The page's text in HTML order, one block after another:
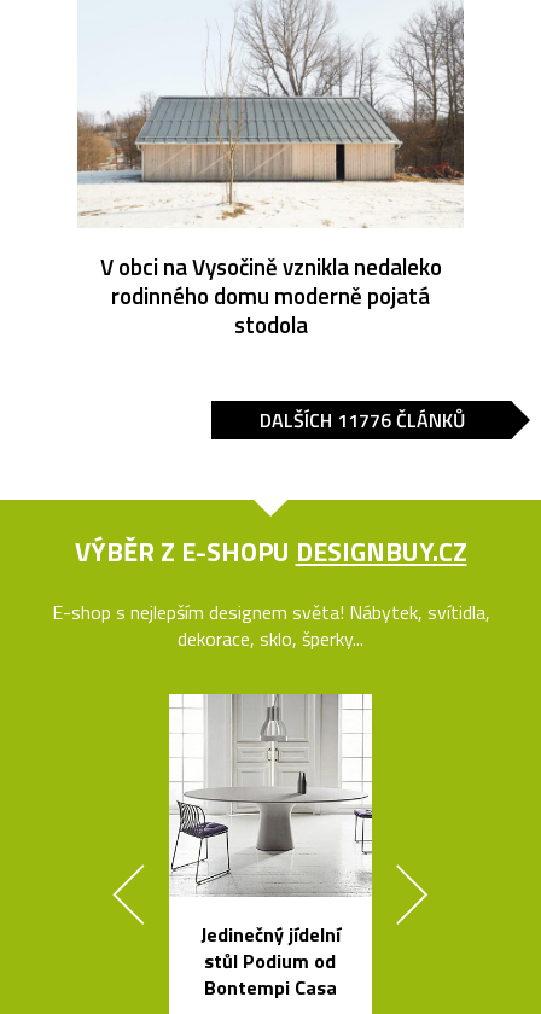
V obci na Vysočině vznikla nedaleko
rodinného domu moderně pojatá
stodola
DALŠÍCH 11776 ČLÁNKŮ
VÝBĚR Z E-SHOPU DESIGNBUY.CZ
E-shop s nejlepším designem světa! Nábytek, svítidla,
dekorace, sklo, šperky...
Jedinečný jídelní
stůl Podium od
Bontempi Casa